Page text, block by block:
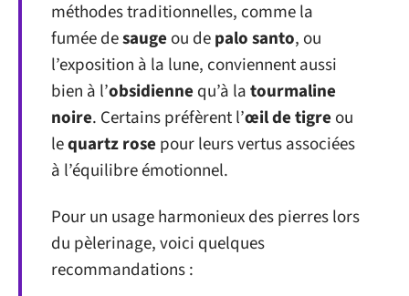
méthodes traditionnelles, comme la
fumée desauge ou depalo santo, ou
l’exposition à la lune, conviennent aussi
bien à l’obsidienne qu’à latourmaline
noire. Certains préfèrent l’œil de tigre ou
lequartz rose pour leurs vertus associées
à l’équilibre émotionnel.
Pour un usage harmonieux des pierres lors
du pèlerinage, voici quelques
recommandations :